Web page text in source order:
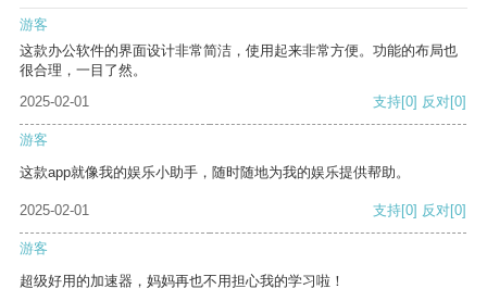
游客
这款办公软件的界面设计非常简洁，使用起来非常方便。功能的布局也
很合理，一目了然。
2025-02-01
支持[0] 反对[0]
游客
这款app就像我的娱乐小助手，随时随地为我的娱乐提供帮助。
2025-02-01 支持[0] 反对[0]
游客
超级好用的加速器，妈妈再也不用担心我的学习啦！